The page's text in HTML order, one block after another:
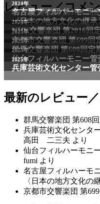
レビュー／コメ
2011年
NHK交響楽団 第1706回
2024年
名古屋フィルハーモニ
〈日本の地方文化の継承
2024年
NHK交響楽団 第2016回
2025年
京都市交響楽団 第699回
2025年
群馬交響楽団 第608回定
2025年
仙台フィルハーモニー
2025年
兵庫芸術文化センター
最新のレビュー
群馬交響楽団 第608
兵庫芸術文化センタ
高田 二三夫 より
仙台フィルハーモニ
fumi より
名古屋フィルハーモ
〈日本の地方文化の
京都市交響楽団 第